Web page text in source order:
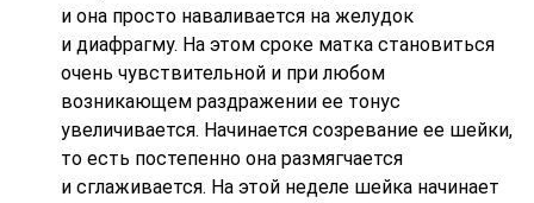
и она просто наваливается на желудок
и диафрагму. На этом сроке матка становиться
очень чувствительной и при любом
возникающем раздражении ее тонус
увеличивается. Начинается созревание ее шейки,
то есть постепенно она размягчается
и сглаживается. На этой неделе шейка начинает